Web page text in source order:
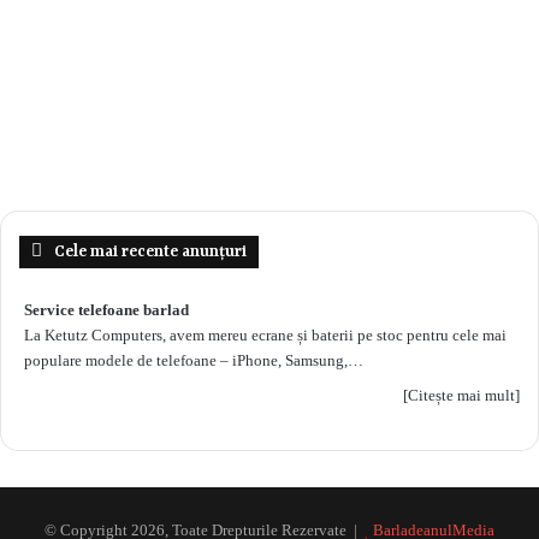
Cele mai recente anunțuri
Service telefoane barlad
La Ketutz Computers, avem mereu ecrane și baterii pe stoc pentru cele mai
populare modele de telefoane – iPhone, Samsung,…
[Citește mai mult]
© Copyright 2026, Toate Drepturile Rezervate | BarladeanulMedia